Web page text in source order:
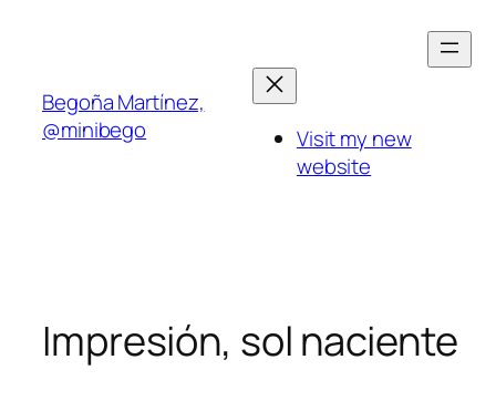
Begoña Martínez,
@minibego
Visit my new
website
Impresión, sol naciente